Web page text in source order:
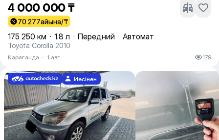
4 000 000 ₸
70 277айына/₸
175 250 км · 1.8 л · Передний · Автомат
Toyota Corolla 2010
Караганда · 1 авг 179
Иесінен